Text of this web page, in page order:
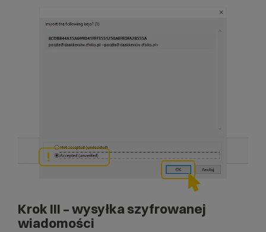
Krok III – wysyłka szyfrowanej
wiadomości